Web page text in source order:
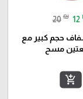
20 ₪ 12
حجم كبير مع
مسح
add_shopping_cart